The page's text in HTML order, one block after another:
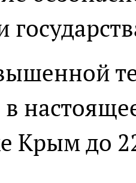
в
Крым до